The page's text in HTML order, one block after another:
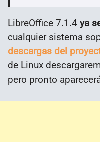
LibreOffice 7.1.4 ya
cualquier sistema
descargas del
de Linux
pero pronto